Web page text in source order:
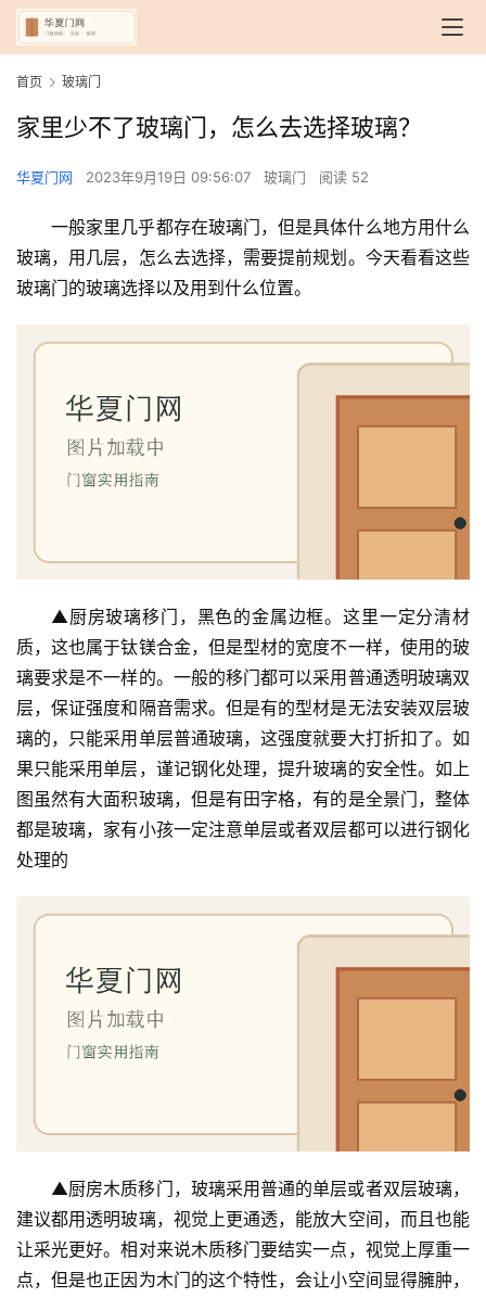
首页 玻璃门
家里少不了玻璃门，怎么去选择玻璃？
华夏门网 2023年9月19日 09:56:07 玻璃门 阅读 52
一般家里几乎都存在玻璃门，但是具体什么地方用什么
玻璃，用几层，怎么去选择，需要提前规划。今天看看这些
玻璃门的玻璃选择以及用到什么位置。
▲厨房玻璃移门，黑色的金属边框。这里一定分清材
质，这也属于钛镁合金，但是型材的宽度不一样，使用的玻
璃要求是不一样的。一般的移门都可以采用普通透明玻璃双
层，保证强度和隔音需求。但是有的型材是无法安装双层玻
璃的，只能采用单层普通玻璃，这强度就要大打折扣了。如
果只能采用单层，谨记钢化处理，提升玻璃的安全性。如上
图虽然有大面积玻璃，但是有田字格，有的是全景门，整体
都是玻璃，家有小孩一定注意单层或者双层都可以进行钢化
处理的
▲厨房木质移门，玻璃采用普通的单层或者双层玻璃，
建议都用透明玻璃，视觉上更通透，能放大空间，而且也能
让采光更好。相对来说木质移门要结实一点，视觉上厚重一
点，但是也正因为木门的这个特性，会让小空间显得臃肿，